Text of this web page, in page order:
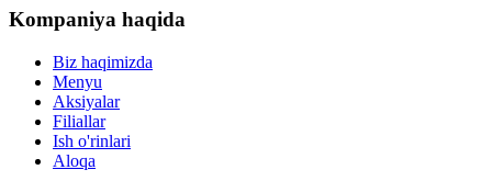
Kompaniya haqida
Biz haqimizda
Menyu
Aksiyalar
Filiallar
Ish o'rinlari
Aloqa